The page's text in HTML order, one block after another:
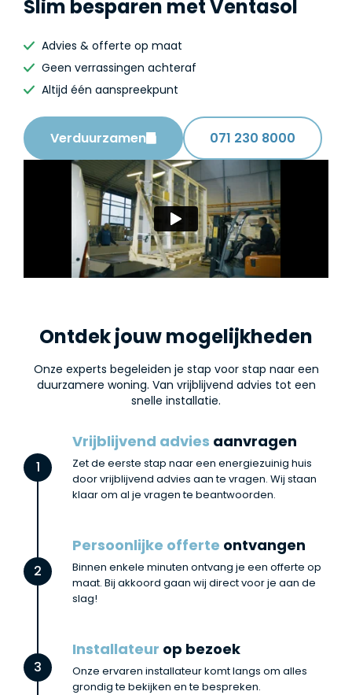
Slim besparen met Ventasol
Advies & offerte op maat
Geen verrassingen achteraf
Altijd één aanspreekpunt
Verduurzamen 071 230 8000
Ontdek jouw mogelijkheden
Onze experts begeleiden je stap voor stap naar een
duurzamere woning. Van vrijblijvend advies tot een
snelle installatie.
Vrijblijvend advies aanvragen
Zet de eerste stap naar een energiezuinig huis
door vrijblijvend advies aan te vragen. Wij staan
klaar om al je vragen te beantwoorden.
1
Persoonlijke offerte ontvangen
Binnen enkele minuten ontvang je een offerte op
maat. Bij akkoord gaan wij direct voor je aan de
slag!
2
Installateur op bezoek
Onze ervaren installateur komt langs om alles
grondig te bekijken en te bespreken.
3